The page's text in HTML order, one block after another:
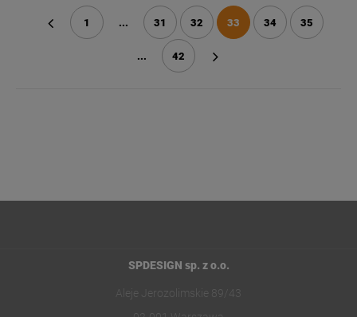
1 ... 31 32 33 34 35
... 42
SPDESIGN sp. z o.o.
Aleje Jerozolimskie 89/43